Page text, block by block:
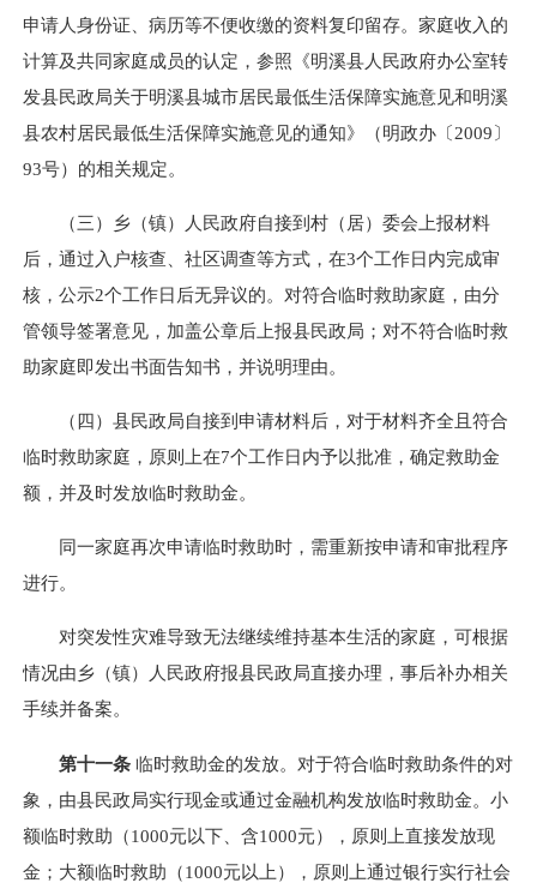
申请人身份证、病历等不便收缴的资料复印留存。家庭收入的
计算及共同家庭成员的认定，参照《明溪县人民政府办公室转
发县民政局关于明溪县城市居民最低生活保障实施意见和明溪
县农村居民最低生活保障实施意见的通知》（明政办〔2009〕
93号）的相关规定。
（三）乡（镇）人民政府自接到村（居）委会上报材料
后，通过入户核查、社区调查等方式，在3个工作日内完成审
核，公示2个工作日后无异议的。对符合临时救助家庭，由分
管领导签署意见，加盖公章后上报县民政局；对不符合临时救
助家庭即发出书面告知书，并说明理由。
（四）县民政局自接到申请材料后，对于材料齐全且符合
临时救助家庭，原则上在7个工作日内予以批准，确定救助金
额，并及时发放临时救助金。
同一家庭再次申请临时救助时，需重新按申请和审批程序
进行。
对突发性灾难导致无法继续维持基本生活的家庭，可根据
情况由乡（镇）人民政府报县民政局直接办理，事后补办相关
手续并备案。
第十一条 临时救助金的发放。对于符合临时救助条件的对
象，由县民政局实行现金或通过金融机构发放临时救助金。小
额临时救助（1000元以下、含1000元），原则上直接发放现
金；大额临时救助（1000元以上），原则上通过银行实行社会